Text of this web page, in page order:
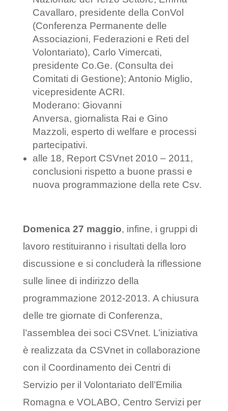
Cavallaro, presidente della ConVol
(Conferenza Permanente delle
Associazioni, Federazioni e Reti del
Volontariato), Carlo Vimercati,
presidente Co.Ge. (Consulta dei
Comitati di Gestione); Antonio Miglio,
vicepresidente ACRI.
Moderano: Giovanni
Anversa, giornalista Rai e Gino
Mazzoli, esperto di welfare e processi
partecipativi.
alle 18, Report CSVnet 2010 – 2011,
conclusioni rispetto a buone prassi e
nuova programmazione della rete Csv.
Domenica 27 maggio, infine, i gruppi di
lavoro restituiranno i risultati della loro
discussione e si concluderà la riflessione
sulle linee di indirizzo della
programmazione 2012-2013. A chiusura
delle tre giornate di Conferenza,
l’assemblea dei soci CSVnet. L’iniziativa
è realizzata da CSVnet in collaborazione
con il Coordinamento dei Centri di
Servizio per il Volontariato dell’Emilia
Romagna e VOLABO, Centro Servizi per